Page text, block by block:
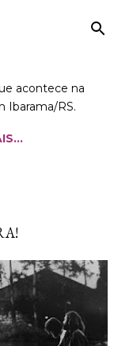
acontece na
Ibarama/RS.